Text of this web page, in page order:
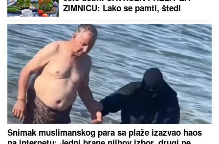
INSPEKCIJA UPALA NA IMANJE
VLADIMIRA TOMOVIĆA U BARU
Zatvorili mu objekat nakon što je
pokrenuo biznis, hitno se oglasio:
"Imamo zabranu"